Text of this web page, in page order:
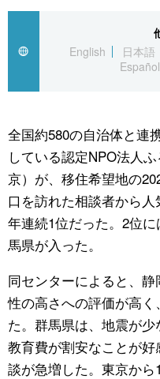
東京
お知らせ
English
日本語
Español
全国約580の自治体と連
している認定NPO法人
京）が、移住希望地の
口を訪れた相談者から
年連続1位だった。2位
馬県が入った。
同センターによると、
性の高さへの評価が高
た。群馬県は、地震が
教育費が割安なことが
談が急増した。東京か